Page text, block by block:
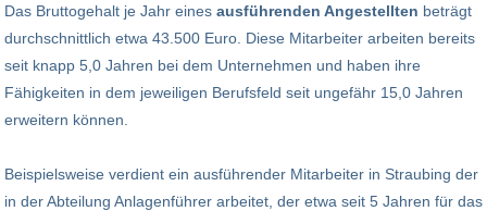
Das Bruttogehalt je Jahr eines ausführenden Angestellten beträgt
durchschnittlich etwa 43.500 Euro. Diese Mitarbeiter arbeiten bereits
seit knapp 5,0 Jahren bei dem Unternehmen und haben ihre
Fähigkeiten in dem jeweiligen Berufsfeld seit ungefähr 15,0 Jahren
erweitern können.
Beispielsweise verdient ein ausführender Mitarbeiter in Straubing der
in der Abteilung Anlagenführer arbeitet, der etwa seit 5 Jahren für das